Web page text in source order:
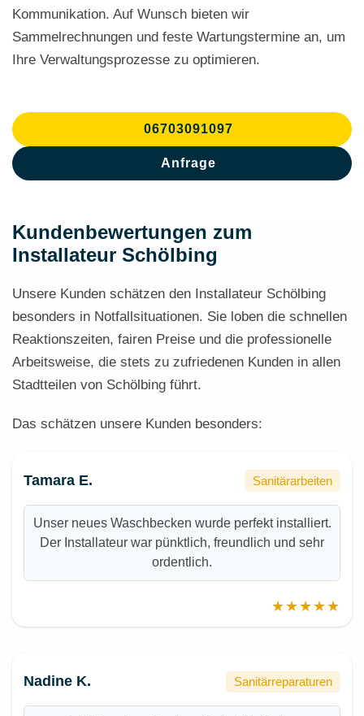
Kommunikation. Auf Wunsch bieten wir
Sammelrechnungen und feste Wartungstermine an, um
Ihre Verwaltungsprozesse zu optimieren.
06703091097
Anfrage
Kundenbewertungen zum
Installateur Schölbing
Unsere Kunden schätzen den Installateur Schölbing
besonders in Notfallsituationen. Sie loben die schnellen
Reaktionszeiten, fairen Preise und die professionelle
Arbeitsweise, die stets zu zufriedenen Kunden in allen
Stadtteilen von Schölbing führt.
Das schätzen unsere Kunden besonders:
Tamara E. Sanitärarbeiten
Unser neues Waschbecken wurde perfekt installiert.
Der Installateur war pünktlich, freundlich und sehr
ordentlich.
★★★★★
Nadine K. Sanitärreparaturen